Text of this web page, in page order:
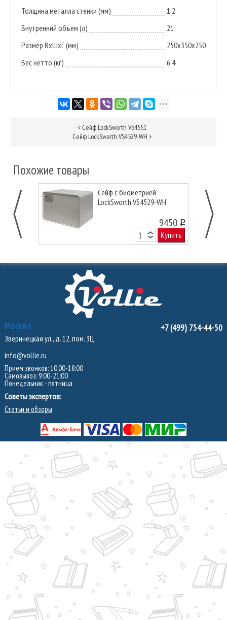
Толщина металла стенки (мм)
1,2
Внутренний объем (л)
21
Размер ВxШxГ (мм)
250x350x250
Вес нетто (кг)
6,4
< Сейф LockSworth VS4551
Сейф LockSworth VS4529-WH >
Похожие товары
Сейф с биометрией
LockSworth VS4529-WH
9450 o
Купить
Москва
Зверинецкая ул., д. 12, пом. 3Ц
info@vollie.ru
Прием звонков: 10:00-18:00
Самовывоз: 9:00-21:00
Понедельник - пятница
Советы экспертов:
Статьи и обзоры
+7 (499) 754-44-50